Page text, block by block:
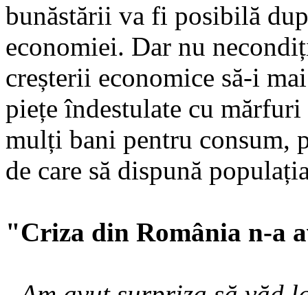
bunăstării va fi po­­sibilă
eco­no­miei. Dar nu
creșterii eco­nomice să-i
piețe îndestulate cu
mulți bani pentru consum,
de care să dispună
"Criza din România n-a